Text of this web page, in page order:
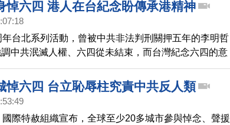
悼六四 港人在台紀念盼傳承港精神
台北系列活動，曾被中共非法判刑關押五年的李明哲
中共泯滅人權、六四從未結束，而台灣紀念六四的意
共的本質。香港被禁止公開悼念六四，許多在台灣的
，希望傳承精神。
悼六四 台立恥辱柱究責中共反人類
際特赦組織宣布，全球至少20多城市參與悼念、聲援